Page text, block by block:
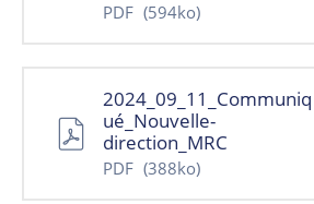
PDF (594ko)
2024_09_11_Communiq
ué_Nouvelle-
direction_MRC
PDF (388ko)